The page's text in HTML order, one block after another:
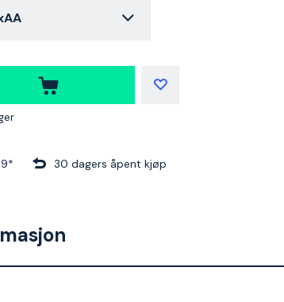
30 dagers åpent kjøp